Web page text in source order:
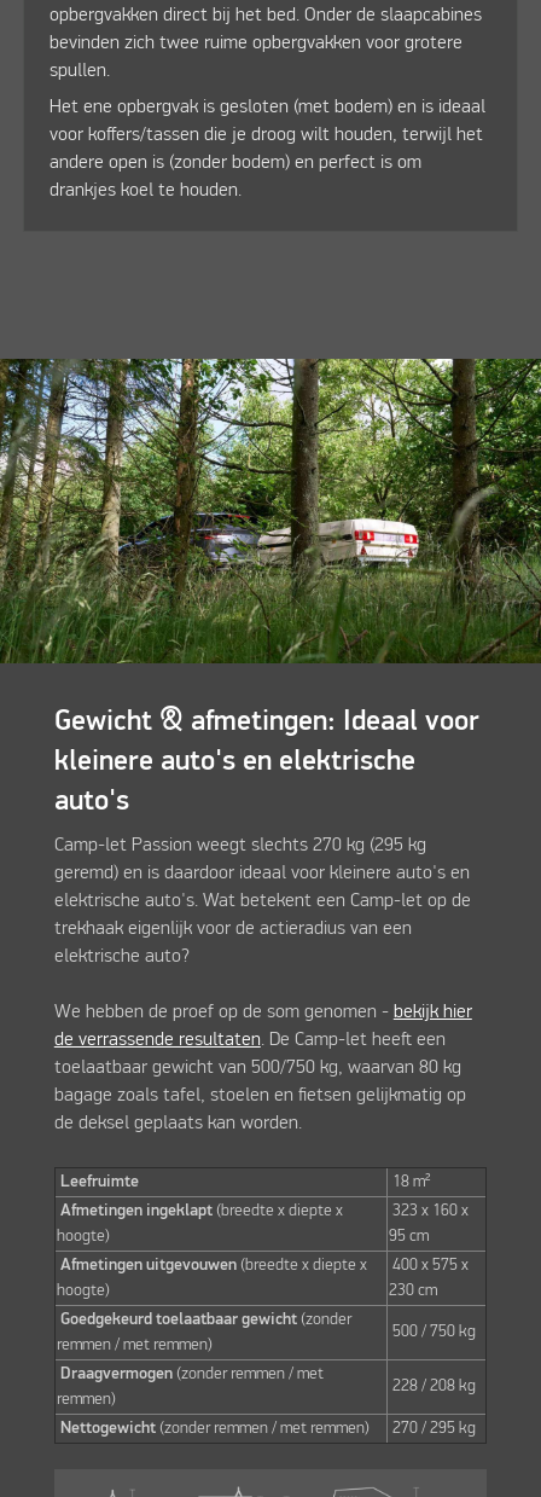
opbergvakken direct bij het bed. Onder de slaapcabines
bevinden zich twee ruime opbergvakken voor grotere
spullen.
Het ene opbergvak is gesloten (met bodem) en is ideaal
voor koffers/tassen die je droog wilt houden, terwijl het
andere open is (zonder bodem) en perfect is om
drankjes koel te houden.
Gewicht & afmetingen: Ideaal voor
kleinere auto's en elektrische
auto's
Camp-let Passion weegt slechts 270 kg (295 kg
geremd) en is daardoor ideaal voor kleinere auto's en
elektrische auto's. Wat betekent een Camp-let op de
trekhaak eigenlijk voor de actieradius van een
elektrische auto?
We hebben de proef op de som genomen - bekijk hier
de verrassende resultaten. De Camp-let heeft een
toelaatbaar gewicht van 500/750 kg, waarvan 80 kg
bagage zoals tafel, stoelen en fietsen gelijkmatig op
de deksel geplaats kan worden.
Leefruimte
18 m²
Afmetingen ingeklapt(breedte x diepte x
hoogte)
323 x 160 x
95 cm
Afmetingen uitgevouwen(breedte x diepte x
hoogte)
400 x 575 x
230 cm
Goedgekeurd toelaatbaar gewicht (zonder
remmen / met remmen)
500 / 750 kg
Draagvermogen (zonder remmen / met
remmen)
228 / 208 kg
Nettogewicht (zonder remmen / met remmen) 270 / 295 kg